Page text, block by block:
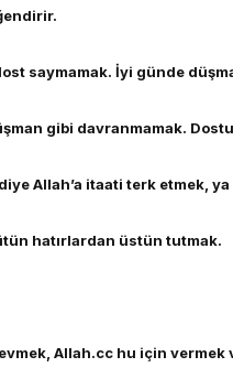
saymamak. İyi günde
gibi davranmamak.
Allah’a itaati terk etmek,
hatırlardan üstün tutmak.
Allah.cc hu için vermek